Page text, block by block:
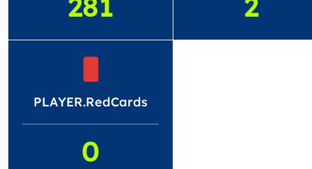
PLAYER.RedCards
0